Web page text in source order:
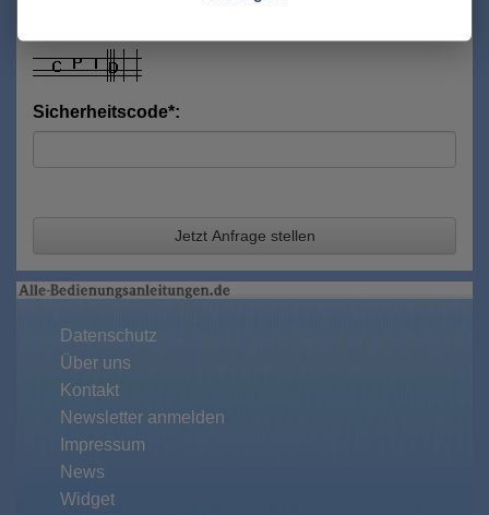
Sicherheitscode*:
Jetzt Anfrage stellen
Datenschutz
Über uns
Kontakt
Newsletter anmelden
Impressum
News
Widget